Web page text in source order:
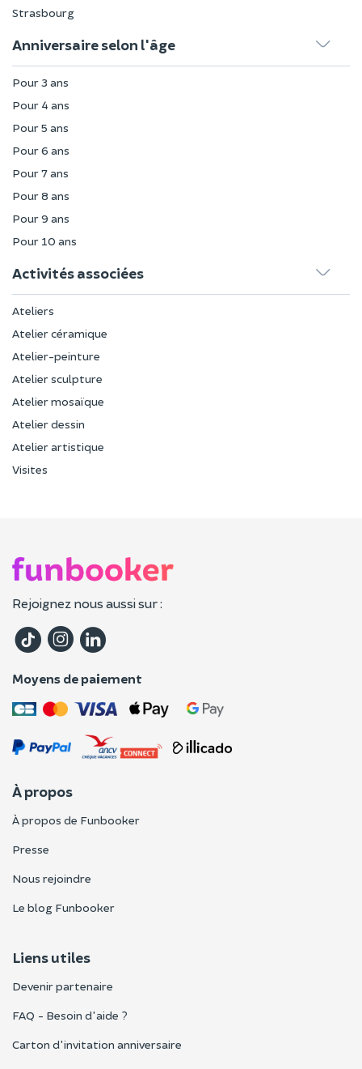
Strasbourg
Anniversaire selon l'âge
Pour 3 ans
Pour 4 ans
Pour 5 ans
Pour 6 ans
Pour 7 ans
Pour 8 ans
Pour 9 ans
Pour 10 ans
Activités associées
Ateliers
Atelier céramique
Atelier-peinture
Atelier sculpture
Atelier mosaïque
Atelier dessin
Atelier artistique
Visites
Rejoignez nous aussi sur :
Moyens de paiement
À propos
À propos de Funbooker
Presse
Nous rejoindre
Le blog Funbooker
Liens utiles
Devenir partenaire
FAQ - Besoin d'aide ?
Carton d'invitation anniversaire